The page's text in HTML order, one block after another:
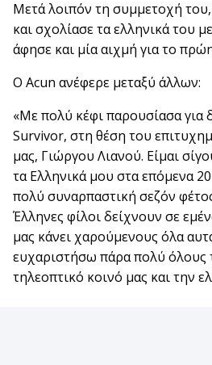
Μετά λοιπόν τη συμμετοχή
και σχολίασε τα ελληνικά του
άφησε και μία αιχμή για το
Ο Acun ανέφερε μεταξύ άλλων:
«Με πολύ κέφι παρουσίασα για
Survivor, στη θέση του
μας, Γιώργου Λιανού. Είμαι
τα Ελληνικά μου στα επόμενα
πολύ συναρπαστική σεζόν
Έλληνες φίλοι δείχνουν σε
μας κάνει χαρούμενους όλα
ευχαριστήσω πάρα πολύ όλους
τηλεοπτικό κοινό μας και την